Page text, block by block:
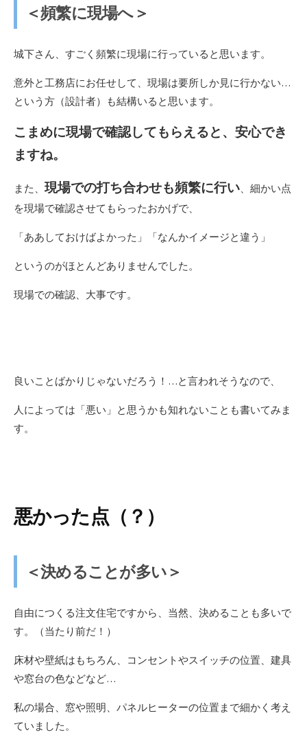
＜頻繁に現場へ＞
城下さん、すごく頻繁に現場に行っていると思います。
意外と工務店にお任せして、現場は要所しか見に行かない…
という方（設計者）も結構いると思います。
こまめに現場で確認してもらえると、安心でき
ますね。
また、 現場での打ち合わせも頻繁に行い、細かい点
を現場で確認させてもらったおかげで、
「ああしておけばよかった」「なんかイメージと違う」
というのがほとんどありませんでした。
現場での確認、大事です。
良いことばかりじゃないだろう！…と言われそうなので、
人によっては「悪い」と思うかも知れないことも書いてみま
す。
悪かった点（？）
＜決めることが多い＞
自由につくる注文住宅ですから、当然、決めることも多いで
す。（当たり前だ！）
床材や壁紙はもちろん、コンセントやスイッチの位置、建具
や窓台の色などなど…
私の場合、窓や照明、パネルヒーターの位置まで細かく考え
ていました。